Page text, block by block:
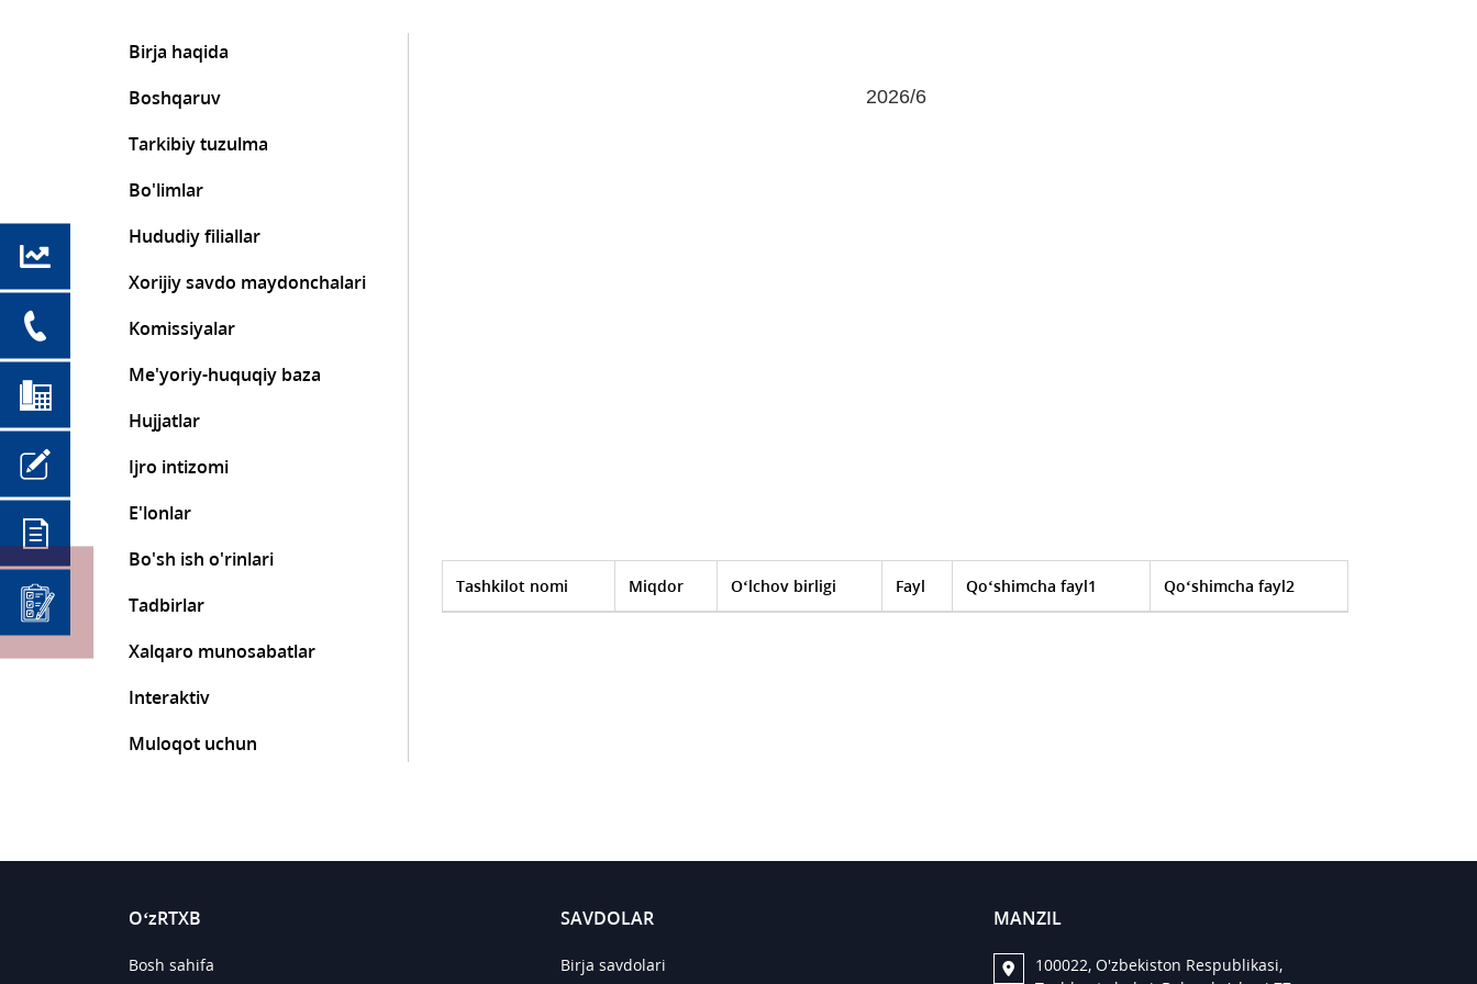
Birja haqida
Boshqaruv
Tarkibiy tuzulma
Bo'limlar
Hududiy filiallar
Xorijiy savdo maydonchalari
Komissiyalar
Me'yoriy-huquqiy baza
Hujjatlar
Ijro intizomi
E'lonlar
Bo'sh ish o'rinlari
Tadbirlar
Xalqaro munosabatlar
Interaktiv
Muloqot uchun
2026/6
Tashkilot nomi Miqdor O‘lchov birligi Fayl Qo‘shimcha fayl1 Qo‘shimcha fayl2
O‘zRTXB
Bosh sahifa
SAVDOLAR
Birja savdolari
MANZIL
100022, O'zbekiston Respublikasi,